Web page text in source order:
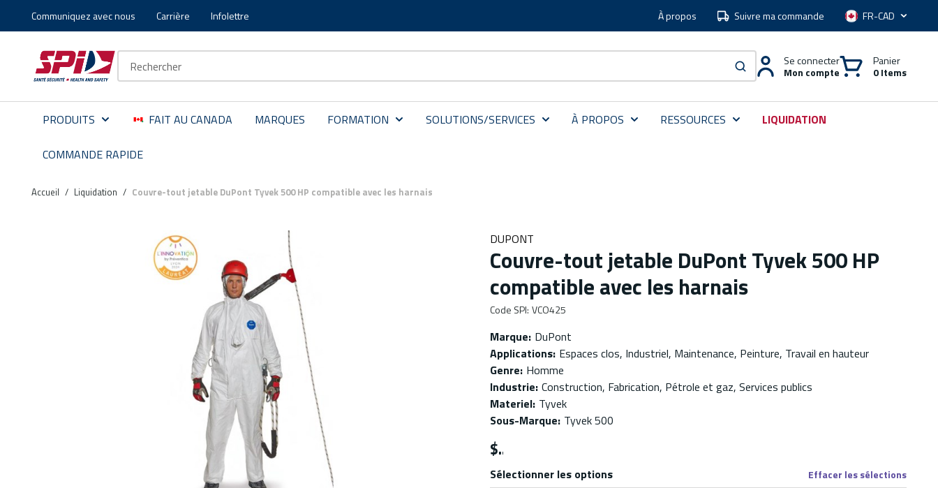
Aller au contenu principal
Skip to menu
Skip to footer
Communiquez avec nous Carrière Infolettre À propos Suivre ma commande Langue
soumettre une recherche
Se connecter
Mon compte
Panier
0 Items
PRODUITS FAIT AU CANADA MARQUES FORMATION SOLUTIONS/SERVICES À PROPOS RESSOURCES LIQUIDATION
COMMANDE RAPIDE
Accueil / Liquidation / Couvre-tout jetable DuPont Tyvek 500 HP compatible avec les harnais
DUPONT
Couvre-tout jetable DuPont Tyvek 500 HP
compatible avec les harnais
Code SPI: VCO425
Marque: DuPont
Applications: Espaces clos, Industriel, Maintenance, Peinture, Travail en hauteur
Genre: Homme
Industrie: Construction, Fabrication, Pétrole et gaz, Services publics
Materiel: Tyvek
Sous-Marque: Tyvek 500
$
Sélectionner les options Effacer les sélections